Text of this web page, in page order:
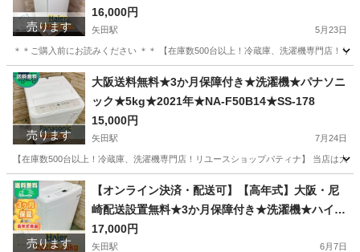
売ります
-169
16,000円
矢田駅 5月23日
＊＊ご購入前にお読みください ＊＊ 【在庫数500台以上！冷蔵庫、洗濯機専門店！
大阪 大阪市 矢田駅 キッチン家電 無料
売ります
大阪送料無料★3か月保障付き★洗濯機★パナソニ
ック★5kg★2021年★NA-F50B14★SS-178
15,000円
矢田駅 7月24日
【在庫数500台以上！冷蔵庫、洗濯機専門店！リユースショップパティナ】 当店は
大阪 大阪市 矢田駅 生活家電 家財
売ります
【オンライン決済・配送可】【高年式】大阪・尼
崎配送設置無料★3か月保障付き★洗濯機★ハイア
ール★5kg★2025年★JW-U50MK★SS-137
17,000円
矢田駅 6月7日